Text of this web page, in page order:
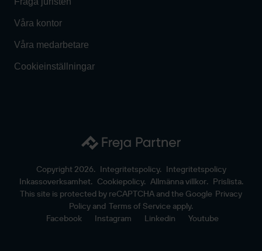
Våra kontor
Våra medarbetare
Cookieinställningar
Copyright 2026. Integritetspolicy. Integritetspolicy
Inkassoverksamhet. Cookiepolicy. Allmänna villkor. Prislista.
This site is protected by reCAPTCHA and the Google Privacy
Policy and Terms of Service apply.
Facebook
Instagram Linkedin Youtube